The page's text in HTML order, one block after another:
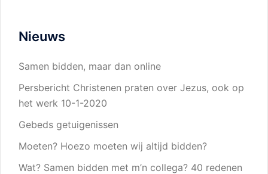
Nieuws
Samen bidden, maar dan online
Persbericht Christenen praten over Jezus, ook op
het werk 10-1-2020
Gebeds getuigenissen
Moeten? Hoezo moeten wij altijd bidden?
Wat? Samen bidden met m’n collega? 40 redenen